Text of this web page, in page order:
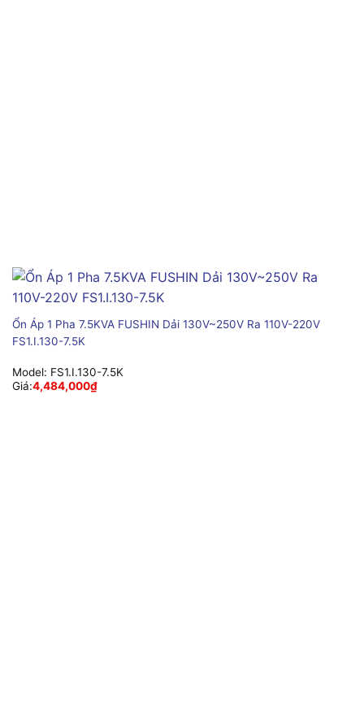
Ổn Áp 1 Pha 7.5KVA FUSHIN Dải 130V~250V Ra 110V-220V
FS1.I.130-7.5K
Model: FS1.I.130-7.5K
Giá:4,484,000₫